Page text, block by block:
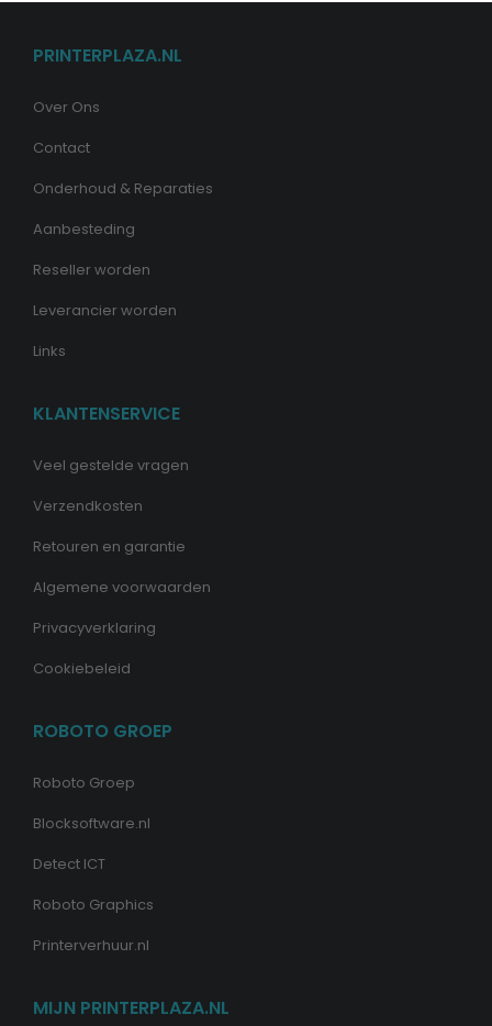
PRINTERPLAZA.NL
Over Ons
Contact
Onderhoud & Reparaties
Aanbesteding
Reseller worden
Leverancier worden
Links
KLANTENSERVICE
Veel gestelde vragen
Verzendkosten
Retouren en garantie
Algemene voorwaarden
Privacyverklaring
Cookiebeleid
ROBOTO GROEP
Roboto Groep
Blocksoftware.nl
Detect ICT
Roboto Graphics
Printerverhuur.nl
MIJN PRINTERPLAZA.NL